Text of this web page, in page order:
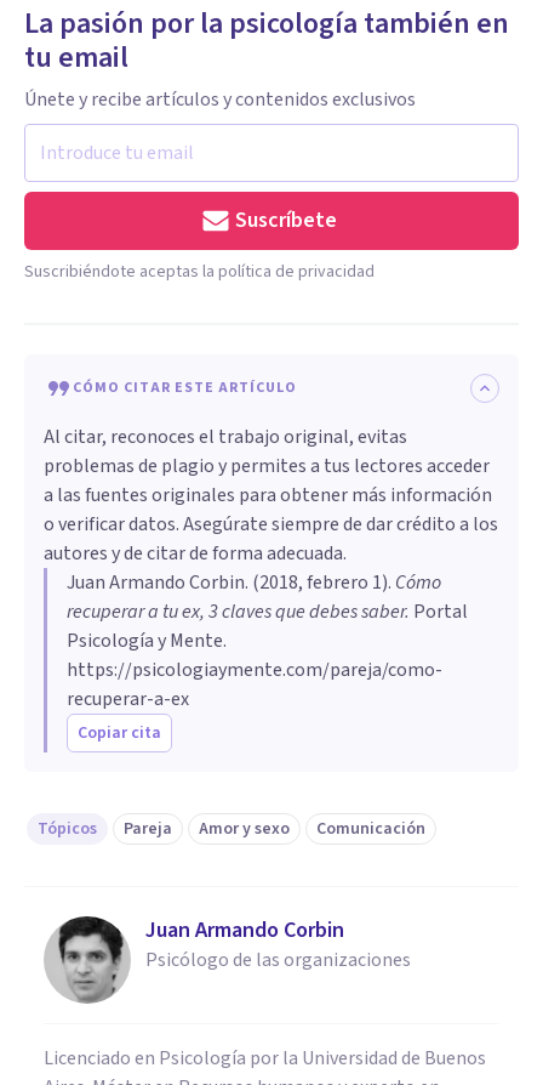
La pasión por la psicología también en
tu email
Únete y recibe artículos y contenidos exclusivos
Suscríbete
Suscribiéndote aceptas la política de privacidad
CÓMO CITAR ESTE ARTÍCULO
Al citar, reconoces el trabajo original, evitas
problemas de plagio y permites a tus lectores acceder
a las fuentes originales para obtener más información
o verificar datos. Asegúrate siempre de dar crédito a los
autores y de citar de forma adecuada.
Juan Armando Corbin. (2018, febrero 1). Cómo
recuperar a tu ex, 3 claves que debes saber. Portal
Psicología y Mente.
https://psicologiaymente.com/pareja/como-
recuperar-a-ex
Copiar cita
Tópicos Pareja Amor y sexo Comunicación
Juan Armando Corbin
Psicólogo de las organizaciones
Licenciado en Psicología por la Universidad de Buenos